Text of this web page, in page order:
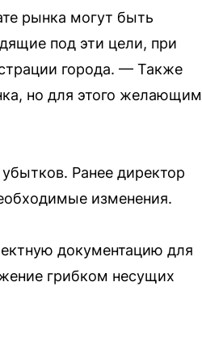
рынка могут быть
под эти цели, при
города. — Также
но для этого желающим
Ранее директор
изменения.
документацию для
грибком несущих